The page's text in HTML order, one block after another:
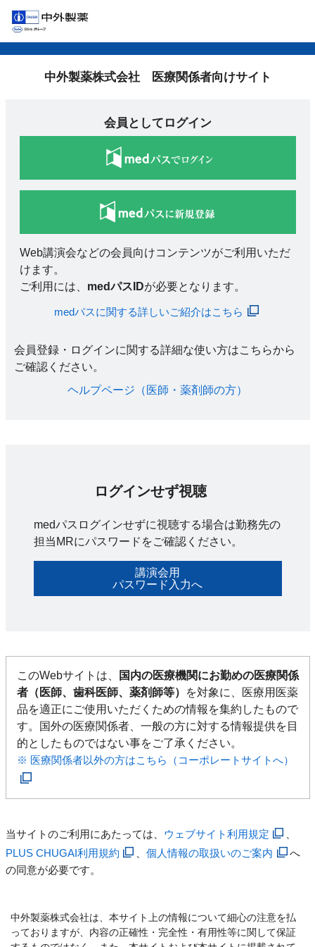
中外製薬株式会社 医療関係者向けサイト
会員としてログイン
Web講演会などの会員向けコンテンツがご利用いただ
けます。
ご利用には、 medパスIDが必要となります。
medパスに関する詳しいご紹介はこちら
会員登録・ログインに関する詳細な使い方はこちらから
ご確認ください。​
ヘルプページ（医師・薬剤師の方）​
ログインせず視聴
medパスログインせずに視聴する場合は勤務先の
担当MRにパスワードをご確認ください。
講演会用
パスワード入力へ
このWebサイトは、
国内の医療機関にお勤めの医療関係
者（医師、歯科医師、薬剤師等）
を対象に、医療用医薬
品を適正にご使用いただくための情報を集約したもので
す。国外の医療関係者、一般の方に対する情報提供を目
的としたものではない事をご了承ください。
※ 医療関係者以外の方はこちら（コーポレートサイトへ）
当サイトのご利用にあたっては、 ウェブサイト利用規定
PLUS CHUGAI利用規約
、個人情報の取扱いのご案内
へ
の同意が必要です。
中外製薬株式会社は、本サイト上の情報について細心の注意を払
っておりますが、内容の正確性・完全性・有用性等に関して保証